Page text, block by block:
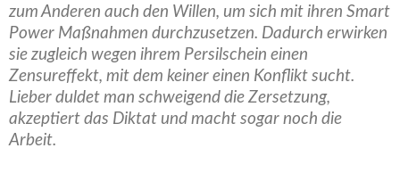
zum Anderen auch den Willen, um sich mit ihren Smart
Power Maßnahmen durchzusetzen. Dadurch erwirken
sie zugleich wegen ihrem Persilschein einen
Zensureffekt, mit dem keiner einen Konflikt sucht.
Lieber duldet man schweigend die Zersetzung,
akzeptiert das Diktat und macht sogar noch die
Arbeit.